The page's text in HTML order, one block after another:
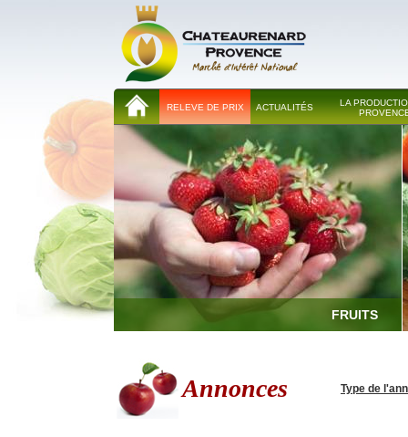
RELEVE DE PRIX ACTUALITÉS
LA
FRUITS
Annonces Type de